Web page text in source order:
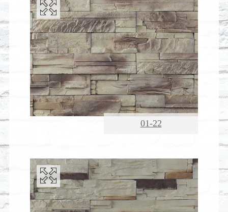
01-22